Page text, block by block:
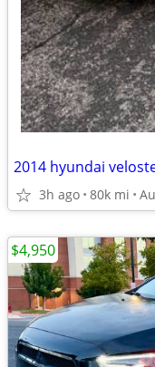
2014 hyundai
3h ago 80k mi
$4,950